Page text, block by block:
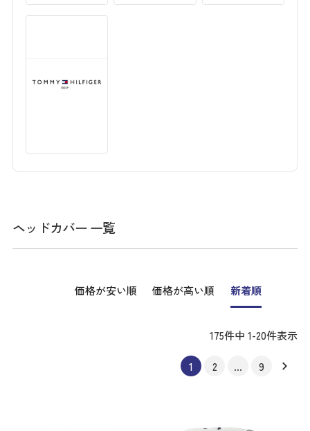
ヘッドカバー 一覧
価格が安い順 価格が高い順 新着順
175件中 1-20件表示
1 2 … 9